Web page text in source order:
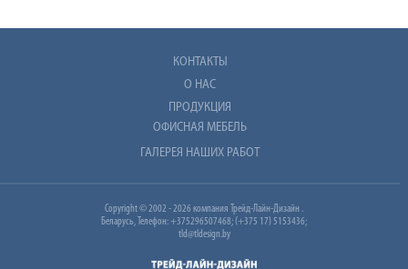
КОНТАКТЫ
О НАС
ПРОДУКЦИЯ
ОФИСНАЯ МЕБЕЛЬ
ГАЛЕРЕЯ НАШИХ РАБОТ
Copyright © 2002 - 2026 компания Трейд-Лайн-Дизайн .
Беларусь, Телефон: +375296507468; (+375 17) 5153436;
tld@tldesign.by